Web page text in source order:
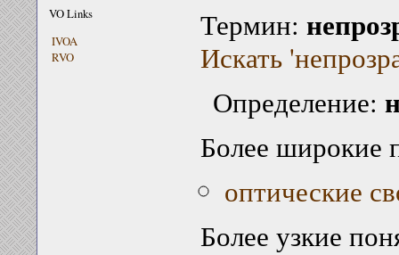
VO Links
IVOA
RVO
Термин:
Искать
Определение:
Более широкие
оптические
Более узкие